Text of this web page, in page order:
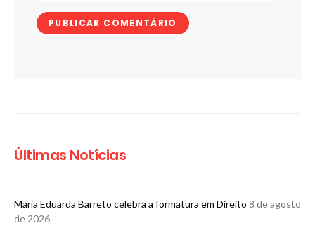
Últimas Notícias
Maria Eduarda Barreto celebra a formatura em Direito 8 de agosto
de 2026